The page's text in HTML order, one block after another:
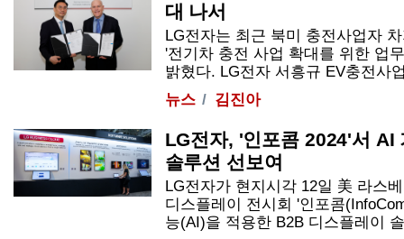
대 나서
LG전자는 최근 북미 충전사업자
'전기차 충전 사업 확대를 위한 업
밝혔다. LG전자 서흥규 EV충전사
뉴스
김진아
LG전자, '인포콤 2024'서 AI
솔루션 선보여
LG전자가 현지시각 12일 美 라스
디스플레이 전시회 '인포콤
능(AI)을 적용한 B2B 디스플레이